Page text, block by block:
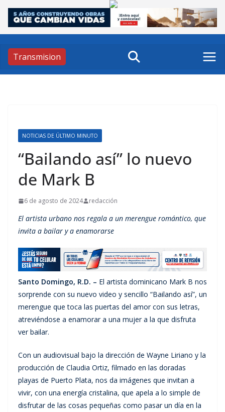
Skip
content
Transmision
NOTICIAS DE ÚLTIMO MINUTO
“Bailando así” lo nuevo
de Mark B
6 de agosto de 2024 redacción
El artista urbano nos regala a un merengue romántico, que
invita a bailar y a enamorarse
Santo Domingo, R.D. – El artista dominicano Mark B nos
sorprende con su nuevo video y sencillo “Bailando así”, un
merengue que toca las puertas del amor con sus letras,
atreviéndose a enamorar a una mujer a la que disfruta
ver bailar.
Con un audiovisual bajo la dirección de Wayne Liriano y la
producción de Claudia Ortiz, filmado en las doradas
playas de Puerto Plata, nos da imágenes que invitan a
vivir, con una energía cristalina, que apela a lo simple de
disfrutar de las cosas pequeñas como pasar un día en la